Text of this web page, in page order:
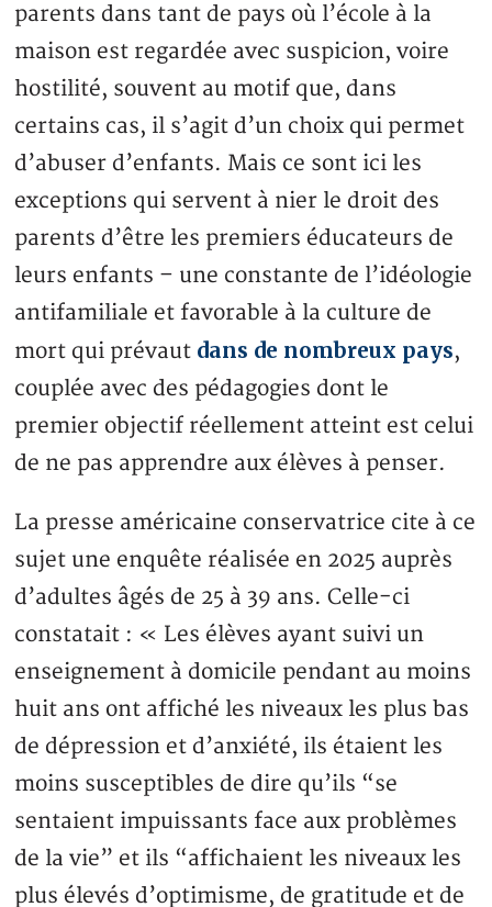
parents dans tant de pays où l’école à la
maison est regardée avec suspicion, voire
hostilité, souvent au motif que, dans
certains cas, il s’agit d’un choix qui permet
d’abuser d’enfants. Mais ce sont ici les
exceptions qui servent à nier le droit des
parents d’être les premiers éducateurs de
leurs enfants – une constante de l’idéologie
antifamiliale et favorable à la culture de
mort qui prévaut dans de nombreux pays,
couplée avec des pédagogies dont le
premier objectif réellement atteint est celui
de ne pas apprendre aux élèves à penser.
La presse américaine conservatrice cite à ce
sujet une enquête réalisée en 2025 auprès
d’adultes âgés de 25 à 39 ans. Celle-ci
constatait : « Les élèves ayant suivi un
enseignement à domicile pendant au moins
huit ans ont affiché les niveaux les plus bas
de dépression et d’anxiété, ils étaient les
moins susceptibles de dire qu’ils “se
sentaient impuissants face aux problèmes
de la vie” et ils “affichaient les niveaux les
plus élevés d’optimisme, de gratitude et de